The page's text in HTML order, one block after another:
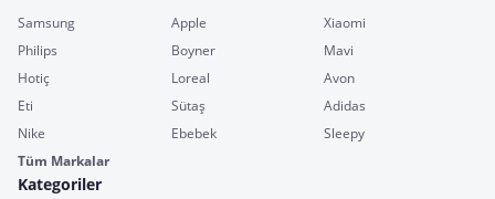
Samsung Apple
Xiaomi
Philips
Boyner
Mavi
Hotiç
Loreal
Avon
Eti
Sütaş
Adidas
Nike
Ebebek
Sleepy
Tüm Markalar
Kategoriler